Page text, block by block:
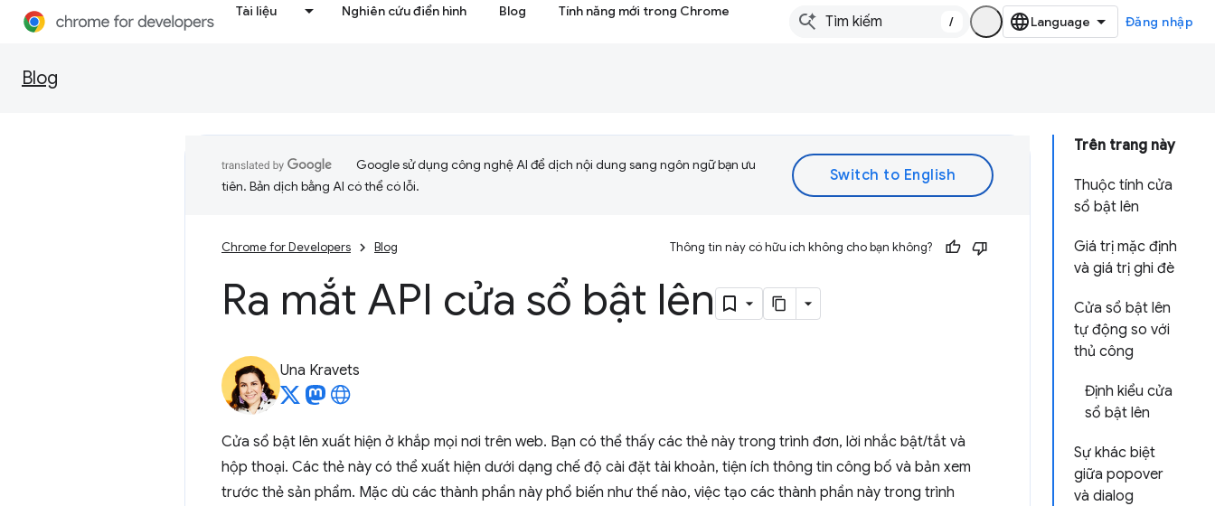
Tài liệu Nghiên cứu điển hình Blog Tính năng mới trong Chrome
/ Đăng nhập
Blog
Trên trang này
Thuộc tính cửa
sổ bật lên
Giá trị mặc định
và giá trị ghi đè
Cửa sổ bật lên
tự động so với
thủ công
Định kiểu cửa
sổ bật lên
Sự khác biệt
giữa popover
và dialog
Google sử dụng công nghệ AI để dịch nội dung sang ngôn ngữ bạn ưu
tiên. Bản dịch bằng AI có thể có lỗi.
Chrome for Developers Blog Thông tin này có hữu ích không cho bạn không?
Ra mắt API cửa sổ bật lên
Una Kravets
Cửa sổ bật lên xuất hiện ở khắp mọi nơi trên web. Bạn có thể thấy các thẻ này trong trình đơn, lời nhắc bật/tắt và
hộp thoại. Các thẻ này có thể xuất hiện dưới dạng chế độ cài đặt tài khoản, tiện ích thông tin công bố và bản xem
trước thẻ sản phẩm. Mặc dù các thành phần này phổ biến như thế nào, việc tạo các thành phần này trong trình